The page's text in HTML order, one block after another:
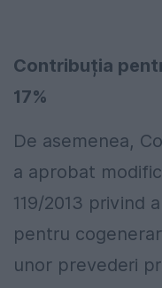
Contribuția
17%
De asemenea,
a aprobat
119/2013 privind
pentru
unor prevederi